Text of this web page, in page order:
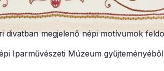
divatban megjelenő népi motívumok
Iparművészeti Múzeum